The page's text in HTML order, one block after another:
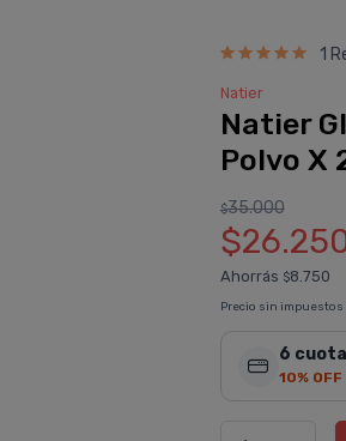
1
Natier
Natier
Polvo X
$35.000
Ahorrás $8.750
Precio sin
6
10% OFF